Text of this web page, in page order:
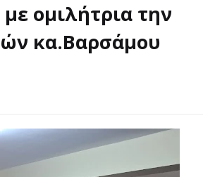
ομιλήτρια την
κα.Βαρσάμου